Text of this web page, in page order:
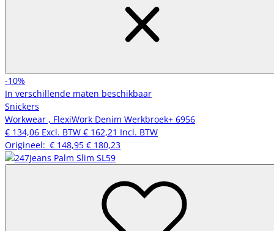
-10%
In verschillende maten beschikbaar
Snickers
Workwear , FlexiWork Denim Werkbroek+ 6956
€ 134,06 Excl. BTW € 162,21 Incl. BTW
Origineel: € 148,95 € 180,23